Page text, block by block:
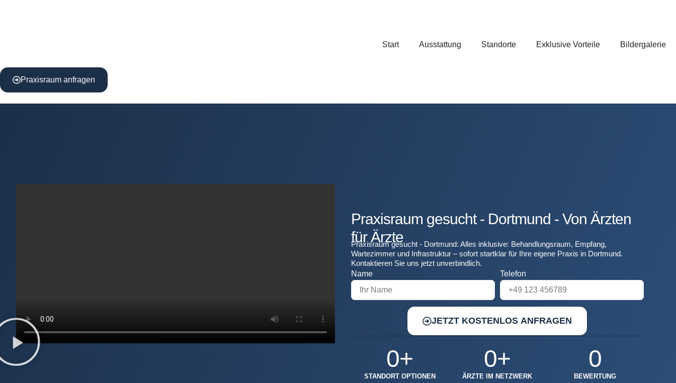
Start Ausstattung Standorte Exklusive Vorteile Bildergalerie
Praxisraum anfragen
Praxisraum gesucht - Dortmund - Von Ärzten
für Ärzte
Praxisraum gesucht - Dortmund: Alles inklusive: Behandlungsraum, Empfang,
Wartezimmer und Infrastruktur – sofort startklar für Ihre eigene Praxis in Dortmund.
Kontaktieren Sie uns jetzt unverbindlich.
Name
Telefon
JETZT KOSTENLOS ANFRAGEN
STANDORT OPTIONEN
0+
ÄRZTE IM NETZWERK
0+
BEWERTUNG
0